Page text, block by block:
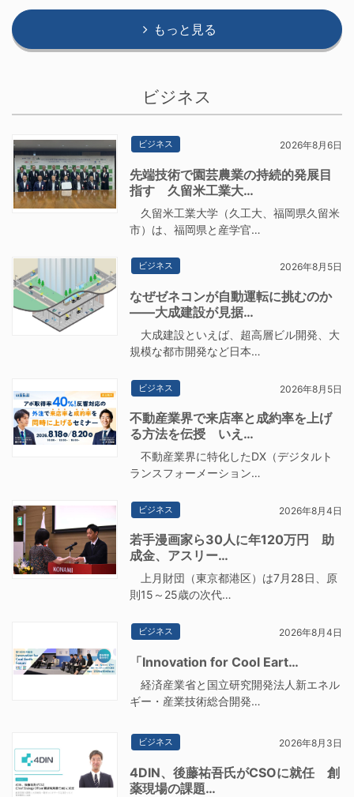
もっと見る
ビジネス
ビジネス 2026年8月6日
先端技術で園芸農業の持続的発展目
指す 久留米工業大…
久留米工業大学（久工大、福岡県久留米
市）は、福岡県と産学官…
ビジネス 2026年8月5日
なぜゼネコンが自動運転に挑むのか
――大成建設が見据…
大成建設といえば、超高層ビル開発、大
規模な都市開発など日本…
ビジネス 2026年8月5日
不動産業界で来店率と成約率を上げ
る方法を伝授 いえ…
不動産業界に特化したDX（デジタルト
ランスフォーメーション…
ビジネス 2026年8月4日
若手漫画家ら30人に年120万円 助
成金、アスリー…
上月財団（東京都港区）は7月28日、原
則15～25歳の次代…
ビジネス 2026年8月4日
「Innovation for Cool Eart…
経済産業省と国立研究開発法人新エネル
ギー・産業技術総合開発…
ビジネス 2026年8月3日
4DIN、後藤祐吾氏がCSOに就任 創
薬現場の課題…